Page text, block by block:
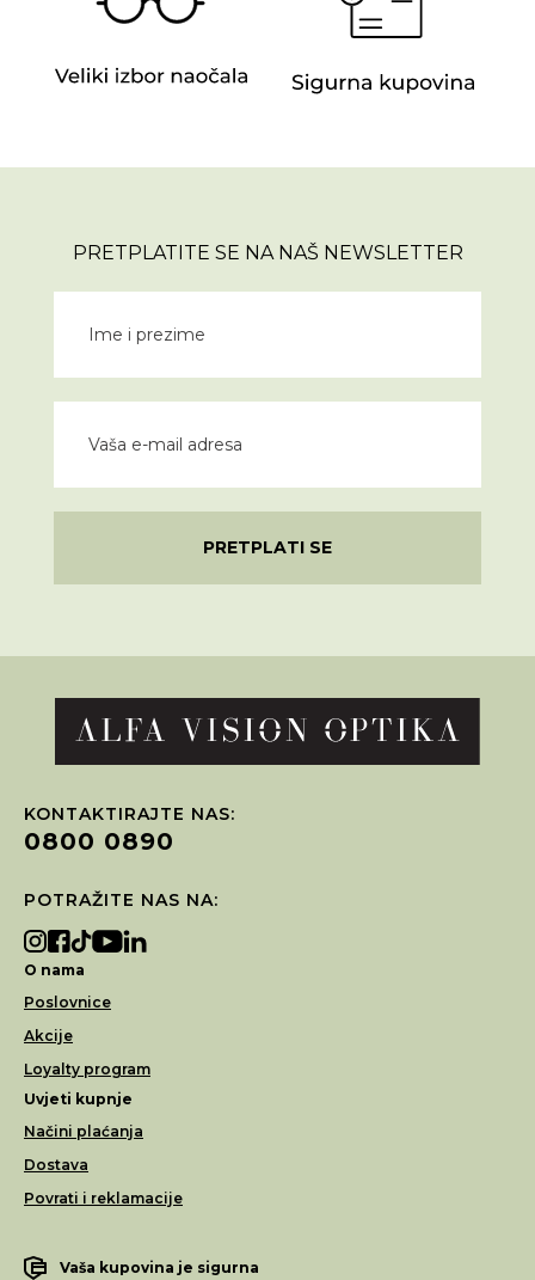
PRETPLATITE SE NA NAŠ NEWSLETTER
PRETPLATI SE
KONTAKTIRAJTE NAS:
0800 0890
POTRAŽITE NAS NA:
O nama
Poslovnice
Akcije
Loyalty program
Uvjeti kupnje
Načini plaćanja
Dostava
Povrati i reklamacije
Vaša kupovina je sigurna